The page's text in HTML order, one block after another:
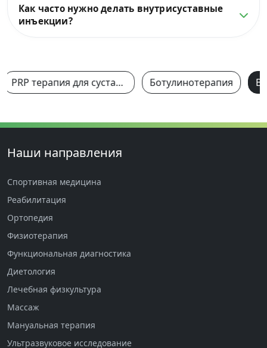
Как часто нужно делать внутрисуставные
инъекции?
PRP терапия для суставов Ботулинотерапия
Наши направления
Спортивная медицина
Реабилитация
Ортопедия
Физиотерапия
Функциональная диагностика
Диетология
Лечебная физкультура
Массаж
Мануальная терапия
Ультразвуковое исследование